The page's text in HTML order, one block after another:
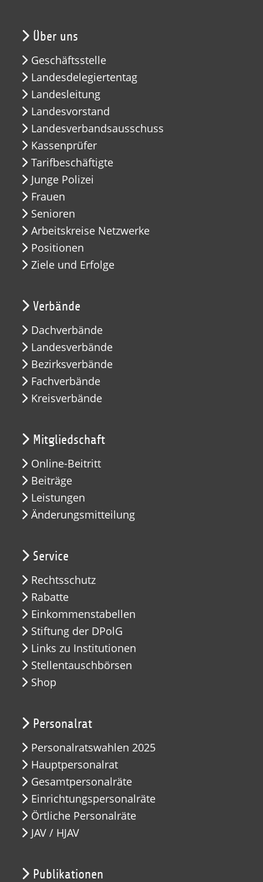
Über uns
Geschäftsstelle
Landesdelegiertentag
Landesleitung
Landesvorstand
Landesverbandsausschuss
Kassenprüfer
Tarifbeschäftigte
Junge Polizei
Frauen
Senioren
Arbeitskreise Netzwerke
Positionen
Ziele und Erfolge
Verbände
Dachverbände
Landesverbände
Bezirksverbände
Fachverbände
Kreisverbände
Mitgliedschaft
Online-Beitritt
Beiträge
Leistungen
Änderungsmitteilung
Service
Rechtsschutz
Rabatte
Einkommenstabellen
Stiftung der DPolG
Links zu Institutionen
Stellentauschbörsen
Shop
Personalrat
Personalratswahlen 2025
Hauptpersonalrat
Gesamtpersonalräte
Einrichtungspersonalräte
Örtliche Personalräte
JAV / HJAV
Publikationen